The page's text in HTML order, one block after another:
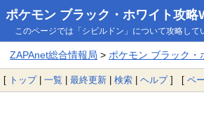
ポケモン ブラック・ホワイト攻略
このページでは「シビルドン」について攻略して
ZAPAnet総合情報局 > ポケモン ブラック・
[ トップ| 一覧 | 最終更新 | 検索 | ヘルプ] [ ペ